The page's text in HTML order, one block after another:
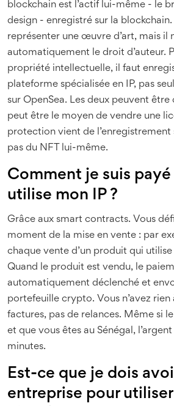
blockchain est l’actif lui-même - le
design - enregistré sur la
représenter une œuvre d’art, mais il
automatiquement le droit d’auteur.
propriété intellectuelle, il faut
plateforme spécialisée en IP, pas
sur OpenSea. Les deux peuvent être
peut être le moyen de vendre une
protection vient de l’enregistrement
pas du NFT lui-même.
Comment je suis payé
utilise mon IP ?
Grâce aux smart contracts. Vous
moment de la mise en vente : par
chaque vente d’un produit qui
Quand le produit est vendu, le
automatiquement déclenché et
portefeuille crypto. Vous n’avez rien
factures, pas de relances. Même si
et que vous êtes au Sénégal,
minutes.
Est-ce que je dois
entreprise pour utiliser